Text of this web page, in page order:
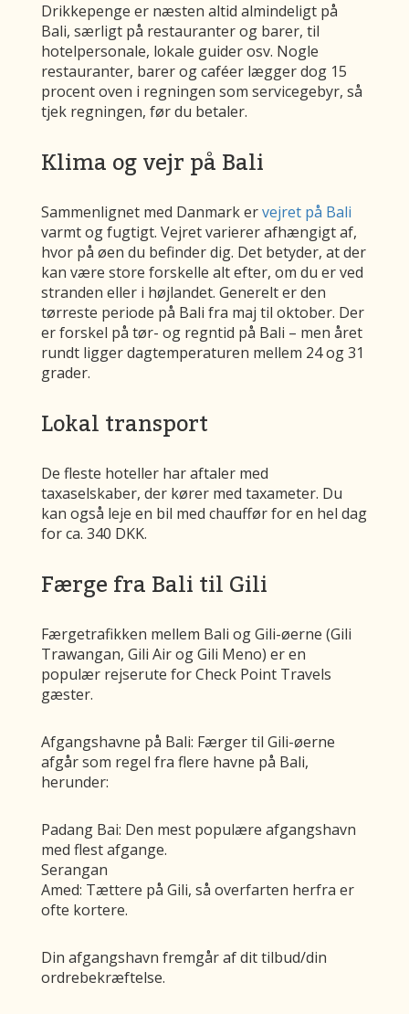
Drikkepenge er næsten altid almindeligt på
Bali, særligt på restauranter og barer, til
hotelpersonale, lokale guider osv. Nogle
restauranter, barer og caféer lægger dog 15
procent oven i regningen som servicegebyr, så
tjek regningen, før du betaler.
Klima og vejr på Bali
Sammenlignet med Danmark ervejret på Bali
varmt og fugtigt. Vejret varierer afhængigt af,
hvor på øen du befinder dig. Det betyder, at der
kan være store forskelle alt efter, om du er ved
stranden eller i højlandet. Generelt er den
tørreste periode på Bali fra maj til oktober. Der
er forskel på tør- og regntid på Bali – men året
rundt ligger dagtemperaturen mellem 24 og 31
grader.
Lokal transport
De fleste hoteller har aftaler med
taxaselskaber, der kører med taxameter. Du
kan også leje en bil med chauffør for en hel dag
for ca. 340 DKK.
Færge fra Bali til Gili
Færgetrafikken mellem Bali og Gili-øerne (Gili
Trawangan, Gili Air og Gili Meno) er en
populær rejserute for Check Point Travels
gæster.
Afgangshavne på Bali: Færger til Gili-øerne
afgår som regel fra flere havne på Bali,
herunder:
Padang Bai: Den mest populære afgangshavn
med flest afgange.
Serangan
Amed: Tættere på Gili, så overfarten herfra er
ofte kortere.
Din afgangshavn fremgår af dit tilbud/din
ordrebekræftelse.